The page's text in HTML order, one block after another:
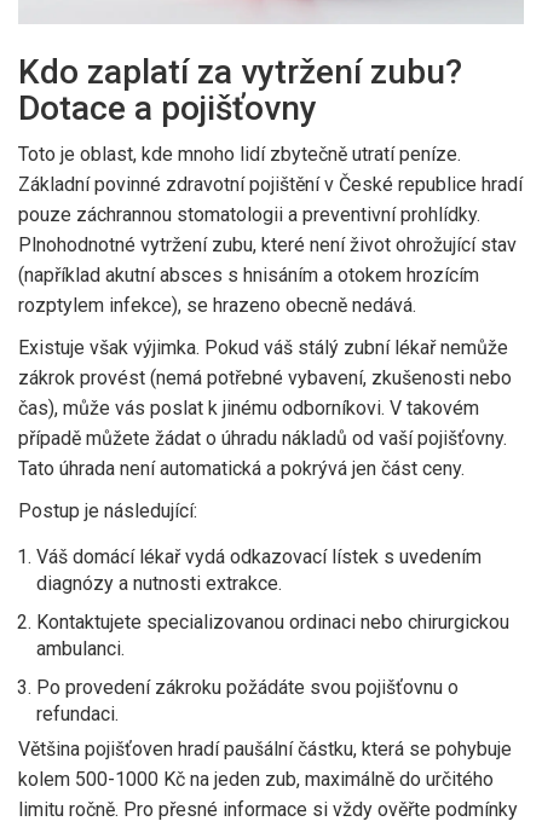
Kdo zaplatí za vytržení zubu?
Dotace a pojišťovny
Toto je oblast, kde mnoho lidí zbytečně utratí peníze.
Základní povinné zdravotní pojištění v České republice hradí
pouze záchrannou stomatologii a preventivní prohlídky.
Plnohodnotné vytržení zubu, které není život ohrožující stav
(například akutní absces s hnisáním a otokem hrozícím
rozptylem infekce), se hrazeno obecně nedává.
Existuje však výjimka. Pokud váš stálý zubní lékař nemůže
zákrok provést (nemá potřebné vybavení, zkušenosti nebo
čas), může vás poslat k jinému odborníkovi. V takovém
případě můžete žádat o úhradu nákladů od vaší pojišťovny.
Tato úhrada není automatická a pokrývá jen část ceny.
Postup je následující:
Váš domácí lékař vydá odkazovací lístek s uvedením
diagnózy a nutnosti extrakce.
Kontaktujete specializovanou ordinaci nebo chirurgickou
ambulanci.
Po provedení zákroku požádáte svou pojišťovnu o
refundaci.
Většina pojišťoven hradí paušální částku, která se pohybuje
kolem 500-1000 Kč na jeden zub, maximálně do určitého
limitu ročně. Pro přesné informace si vždy ověřte podmínky